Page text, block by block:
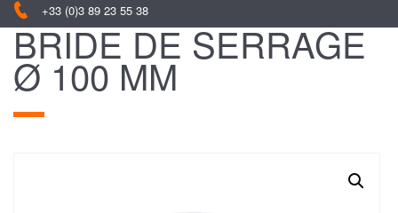
+33 (0)3 89 23 55 38
BRIDE DE SERRAGE
Ø 100 MM